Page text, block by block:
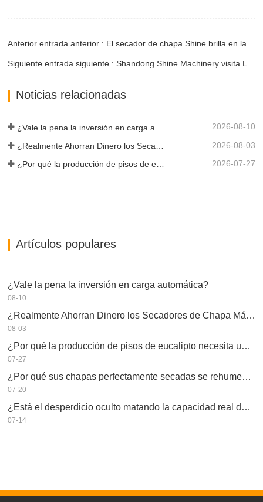
Anterior entrada anterior : El secador de chapa Shine brilla en la exposición de maquinaria para trabajar la madera en Turquía
Siguiente entrada siguiente : Shandong Shine Machinery visita Letonia para realizar un seguimiento de sus clientes después de la exposición internacional de maquinaria para trabajar la madera de Türkiye
Noticias relacionadas
2026-08-10
2026-08-03
¿Por qué la producción de pisos de eucalipto necesita un secador de chapas? 2026-07-27
Artículos populares
¿Vale la pena la inversión en carga automática?
08-10
¿Realmente Ahorran Dinero los Secadores de Chapa Más Grandes?
08-03
¿Por qué la producción de pisos de eucalipto necesita un secador de chapas?
07-27
¿Por qué sus chapas perfectamente secadas se rehumedecen?
07-20
¿Está el desperdicio oculto matando la capacidad real de su secador de chapas?
07-14